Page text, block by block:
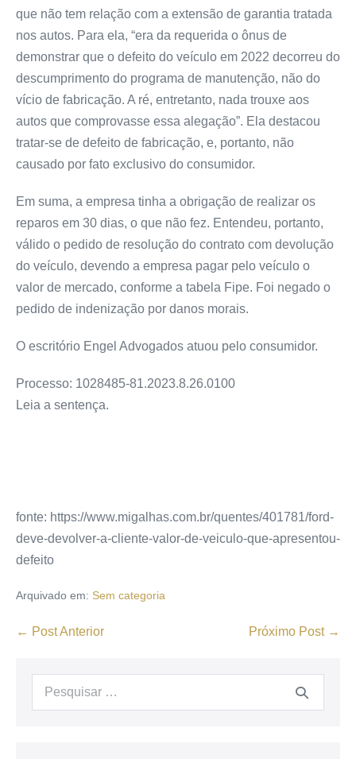
que não tem relação com a extensão de garantia tratada
nos autos. Para ela, “era da requerida o ônus de
demonstrar que o defeito do veículo em 2022 decorreu do
descumprimento do programa de manutenção, não do
vício de fabricação. A ré, entretanto, nada trouxe aos
autos que comprovasse essa alegação”. Ela destacou
tratar-se de defeito de fabricação, e, portanto, não
causado por fato exclusivo do consumidor.
Em suma, a empresa tinha a obrigação de realizar os
reparos em 30 dias, o que não fez. Entendeu, portanto,
válido o pedido de resolução do contrato com devolução
do veículo, devendo a empresa pagar pelo veículo o
valor de mercado, conforme a tabela Fipe. Foi negado o
pedido de indenização por danos morais.
O escritório Engel Advogados atuou pelo consumidor.
Processo: 1028485-81.2023.8.26.0100
Leia a sentença.
fonte: https://www.migalhas.com.br/quentes/401781/ford-
deve-devolver-a-cliente-valor-de-veiculo-que-apresentou-
defeito
Arquivado em: Sem categoria
← Post Anterior Próximo Post →